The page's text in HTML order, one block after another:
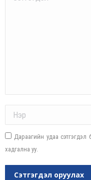
Дараагийн удаа
хадгална уу.
Сэтгэгдэл оруулах